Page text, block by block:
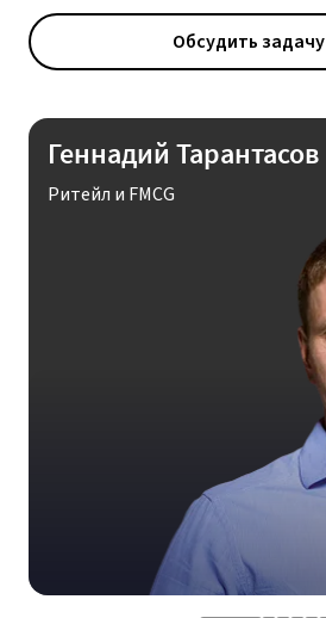
Обсудить задачу
Геннадий Тарантасов
Ритейл и FMCG